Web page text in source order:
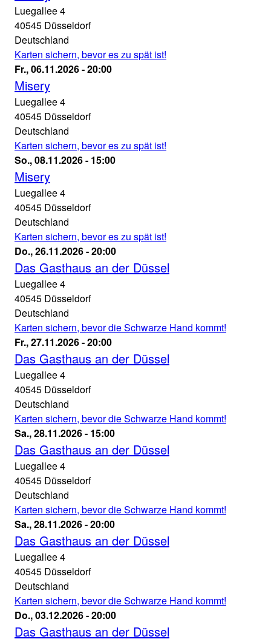
an
der
Luegallee
05.11.2026
-
20:00
Luegallee 4
40545 Düsseldorf
Deutschland
Karten sichern, bevor es zu spät ist!
Misery
Theater
an
der
Luegallee
06.11.2026
-
20:00
Fr., 06.11.2026 - 20:00
Misery
Luegallee 4
40545 Düsseldorf
Deutschland
Karten sichern, bevor es zu spät ist!
Misery
Theater
an
der
Luegallee
08.11.2026
-
15:00
So., 08.11.2026 - 15:00
Misery
Luegallee 4
40545 Düsseldorf
Deutschland
Karten sichern, bevor es zu spät ist!
Das
Gasthaus
an
der
Düssel
Theater
an
der
Luegallee
26.11.2026
-
20:00
Do., 26.11.2026 - 20:00
Das Gasthaus an der Düssel
Luegallee 4
40545 Düsseldorf
Deutschland
Karten sichern, bevor die Schwarze Hand kommt!
Das
Gasthaus
an
der
Düssel
Theater
an
der
Luegallee
27.11.2026
-
20:00
Fr., 27.11.2026 - 20:00
Das Gasthaus an der Düssel
Luegallee 4
40545 Düsseldorf
Deutschland
Karten sichern, bevor die Schwarze Hand kommt!
Das
Gasthaus
an
der
Düssel
Theater
an
der
Luegallee
28.11.2026
-
15:00
Sa., 28.11.2026 - 15:00
Das Gasthaus an der Düssel
Luegallee 4
40545 Düsseldorf
Deutschland
Karten sichern, bevor die Schwarze Hand kommt!
Das
Gasthaus
an
der
Düssel
Theater
an
der
Sa., 28.11.2026 - 20:00
Das Gasthaus an der Düssel
Luegallee 4
40545 Düsseldorf
Deutschland
Karten sichern, bevor die Schwarze Hand kommt!
Das
Gasthaus
Do., 03.12.2026 - 20:00
Das Gasthaus an der Düssel